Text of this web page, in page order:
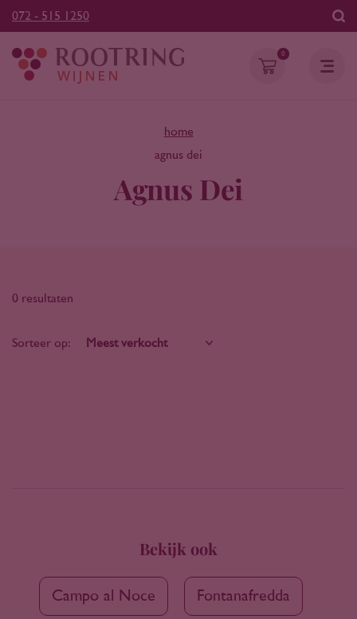
072 - 515 1250
0
home
agnus dei
Agnus Dei
0 resultaten
Sorteer op:
Bekijk ook
Campo al Noce Fontanafredda